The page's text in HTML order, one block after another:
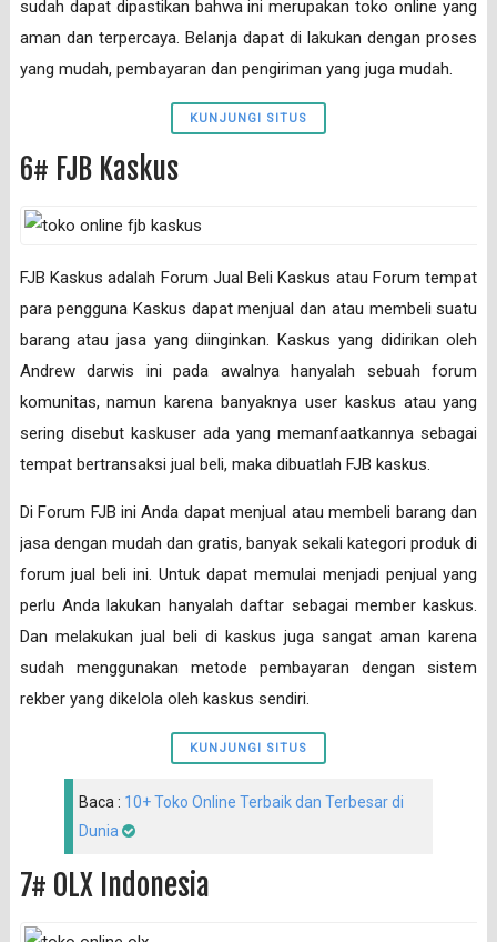
sudah dapat dipastikan bahwa ini merupakan toko online yang
aman dan terpercaya. Belanja dapat di lakukan dengan proses
yang mudah, pembayaran dan pengiriman yang juga mudah.
KUNJUNGI SITUS
6# FJB Kaskus
FJB Kaskus adalah Forum Jual Beli Kaskus atau Forum tempat
para pengguna Kaskus dapat menjual dan atau membeli suatu
barang atau jasa yang diinginkan. Kaskus yang didirikan oleh
Andrew darwis ini pada awalnya hanyalah sebuah forum
komunitas, namun karena banyaknya user kaskus atau yang
sering disebut kaskuser ada yang memanfaatkannya sebagai
tempat bertransaksi jual beli, maka dibuatlah FJB kaskus.
Di Forum FJB ini Anda dapat menjual atau membeli barang dan
jasa dengan mudah dan gratis, banyak sekali kategori produk di
forum jual beli ini. Untuk dapat memulai menjadi penjual yang
perlu Anda lakukan hanyalah daftar sebagai member kaskus.
Dan melakukan jual beli di kaskus juga sangat aman karena
sudah menggunakan metode pembayaran dengan sistem
rekber yang dikelola oleh kaskus sendiri.
KUNJUNGI SITUS
Baca : 10+ Toko Online Terbaik dan Terbesar di
Dunia
7# OLX Indonesia